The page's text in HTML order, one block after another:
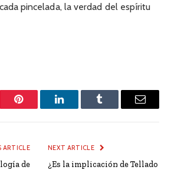
pincelada, la verdad del espíritu
Pinterest LinkedInTumblr Email
ARTICLE
de
NEXT ARTICLE
¿Es la implicación de Tellado